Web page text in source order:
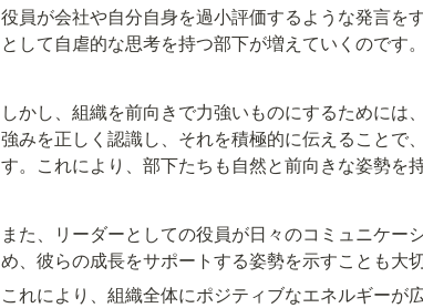
役員が会社や自分自身を過小評価するような発言を
として自虐的な思考を持つ部下が増えていくのです。
しかし、組織を前向きで力強いものにするために
強みを正しく認識し、それを積極的に伝えることで
す。これにより、部下たちも自然と前向きな姿勢を
また、リーダーとしての役員が日々のコミュニケ
め、彼らの成長をサポートする姿勢を示すことも大切
これにより、組織全体にポジティブなエネルギーが